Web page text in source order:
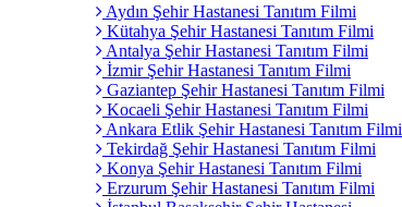
Aydın Şehir Hastanesi Tanıtım Filmi
Kütahya Şehir Hastanesi Tanıtım Filmi
Antalya Şehir Hastanesi Tanıtım Filmi
İzmir Şehir Hastanesi Tanıtım Filmi
Gaziantep Şehir Hastanesi Tanıtım Filmi
Kocaeli Şehir Hastanesi Tanıtım Filmi
Ankara Etlik Şehir Hastanesi Tanıtım Filmi
Tekirdağ Şehir Hastanesi Tanıtım Filmi
Konya Şehir Hastanesi Tanıtım Filmi
Erzurum Şehir Hastanesi Tanıtım Filmi